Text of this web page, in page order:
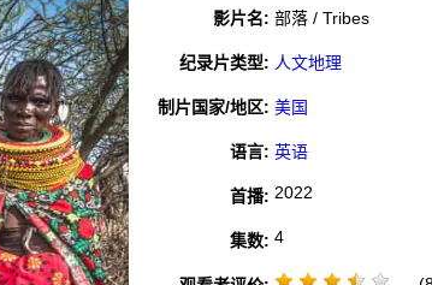
影片名: 部落 / Tribes
纪录片类型: 人文地理
制片国家/地区: 美国
语言: 英语
首播: 2022
集数: 4